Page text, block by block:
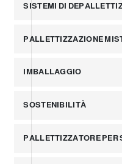
SISTEMI DI
PALLETTIZZAZIONE
IMBALLAGGIO
SOSTENIBILITÀ
PALLETTIZZATORE PER